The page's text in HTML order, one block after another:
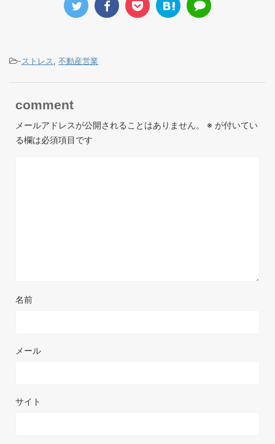
-ストレス, 不動産営業
comment
メールアドレスが公開されることはありません。 ※ が付いてい
る欄は必須項目です
名前
メール
サイト